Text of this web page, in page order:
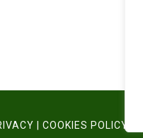
COOKIES POLICY